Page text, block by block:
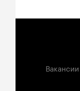
Вакансии